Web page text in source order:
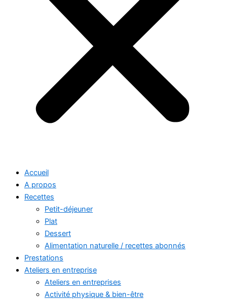
Accueil
A propos
Recettes
Petit-déjeuner
Plat
Dessert
Alimentation naturelle / recettes abonnés
Prestations
Ateliers en entreprise
Ateliers en entreprises
Activité physique & bien-être